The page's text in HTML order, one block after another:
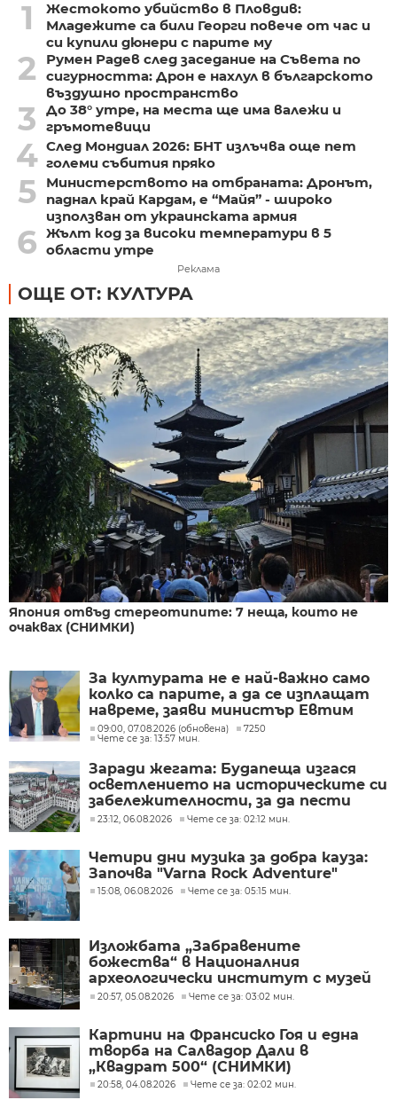
1
Жестокото убийство в Пловдив:
Младежите са били Георги повече от час и
си купили дюнери с парите му
2
Румен Радев след заседание на Съвета по
сигурността: Дрон е нахлул в българското
въздушно пространство
3
До 38° утре, на места ще има валежи и
гръмотевици
4 След Мондиал 2026: БНТ излъчва още пет
големи събития пряко
5
Министерството на отбраната: Дронът,
паднал край Кардам, е “Майя” - широко
използван от украинската армия
6 Жълт код за високи температури в 5
области утре
Реклама
ОЩЕ ОТ: КУЛТУРА
Япония отвъд стереотипите: 7 неща, които не
очаквах (СНИМКИ)
За културата не е най-важно само
колко са парите, а да се изплащат
навреме, заяви министър Евтим
Милошев
09:00, 07.08.2026 (обновена)
7250
Чете се за: 13:57 мин.
Заради жегата: Будапеща изгася
осветлението на историческите си
забележителности, за да пести
енергия
23:12, 06.08.2026 Чете се за: 02:12 мин.
Четири дни музика за добра кауза:
Започва "Varna Rock Adventure"
15:08, 06.08.2026 Чете се за: 05:15 мин.
Изложбата „Забравените
божества“ в Националния
археологически институт с музей
при БАН
20:57, 05.08.2026 Чете се за: 03:02 мин.
Картини на Франсиско Гоя и една
творба на Салвадор Дали в
„Квадрат 500“ (СНИМКИ)
20:58, 04.08.2026 Чете се за: 02:02 мин.